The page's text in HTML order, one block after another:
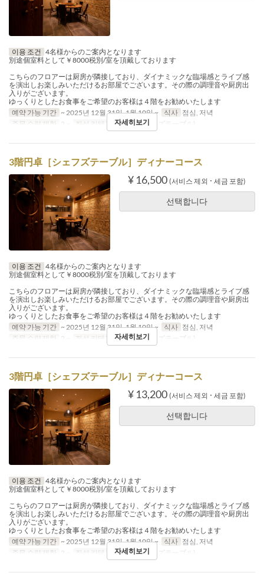
이용 조건 4名様からのご案内となります
別途個室料として￥8000税別/室を頂戴しております
こちらのフロアーは厨房が隣接しており、ダイナミックな臨場感とライブ感
を演出しお楽しみいただけるお部屋でございます。その際の調理音や厨房出
入りがございます。
ゆっくりとしたお食事をご希望のお客様は４階をお勧めいたします
예약 가능 기간 ~ 2025년 12월 31일, 1월 10일 ~ 식사 점심, 저녁
주문 수량 제한
2 ~ 좌석 카테고리 3階(シェフズテーブル)
자세히보기
3階円卓［シェフズテーブル］ディナーコース
¥ 16,500 (서비스 제외 ･ 세금 포함)
선택합니다
이용 조건 4名様からのご案内となります
別途個室料として￥8000税別/室を頂戴しております
こちらのフロアーは厨房が隣接しており、ダイナミックな臨場感とライブ感
を演出しお楽しみいただけるお部屋でございます。その際の調理音や厨房出
入りがございます。
ゆっくりとしたお食事をご希望のお客様は４階をお勧めいたします
예약 가능 기간 ~ 2025년 12월 31일, 1월 10일 ~ 식사 점심, 저녁
주문 수량 제한
2 ~ 좌석 카테고리 3階(シェフズテーブル)
자세히보기
3階円卓［シェフズテーブル］ディナーコース
¥ 13,200 (서비스 제외 ･ 세금 포함)
선택합니다
이용 조건 4名様からのご案内となります
別途個室料として￥8000税別/室を頂戴しております
こちらのフロアーは厨房が隣接しており、ダイナミックな臨場感とライブ感
を演出しお楽しみいただけるお部屋でございます。その際の調理音や厨房出
入りがございます。
ゆっくりとしたお食事をご希望のお客様は４階をお勧めいたします
예약 가능 기간 ~ 2025년 12월 31일, 1월 10일 ~ 식사 점심, 저녁
주문 수량 제한
2 ~ 좌석 카테고리 3階(シェフズテーブル)
자세히보기